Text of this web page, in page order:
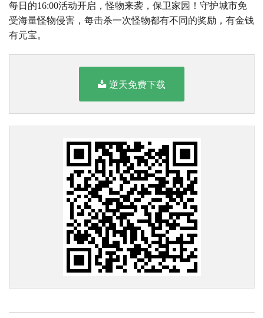
每日的16:00活动开启，怪物来袭，保卫家园！守护城市免
受海量怪物侵害，每击杀一次怪物都有不同的奖励，有金钱
有元宝。
逆天免费下载